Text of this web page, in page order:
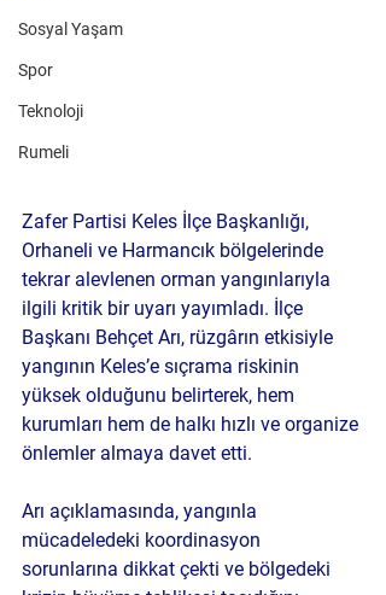
Sosyal Yaşam
Spor
Teknoloji
Rumeli
Zafer Partisi Keles İlçe Başkanlığı,
Orhaneli ve Harmancık bölgelerinde
tekrar alevlenen orman yangınlarıyla
ilgili kritik bir uyarı yayımladı. İlçe
Başkanı Behçet Arı, rüzgârın etkisiyle
yangının Keles’e sıçrama riskinin
yüksek olduğunu belirterek, hem
kurumları hem de halkı hızlı ve organize
önlemler almaya davet etti.
Arı açıklamasında, yangınla
mücadeledeki koordinasyon
sorunlarına dikkat çekti ve bölgedeki